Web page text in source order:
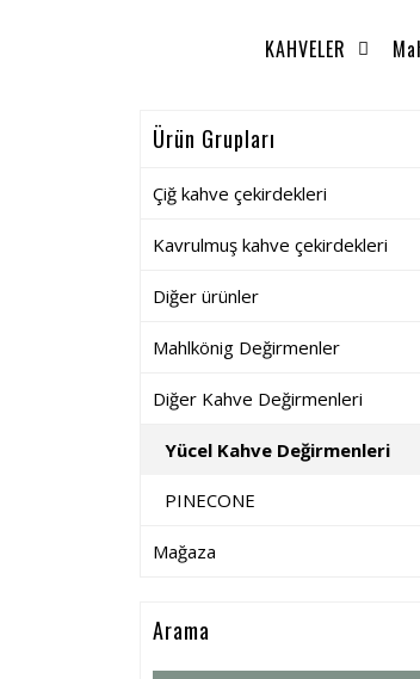
KAHVELER
Ürün Grupları
Çiğ kahve çekirdekleri
Kavrulmuş kahve çekirdekleri
Diğer ürünler
Mahlkönig Değirmenler
Diğer Kahve Değirmenleri
Yücel Kahve Değirmenleri
PINECONE
Mağaza
Arama